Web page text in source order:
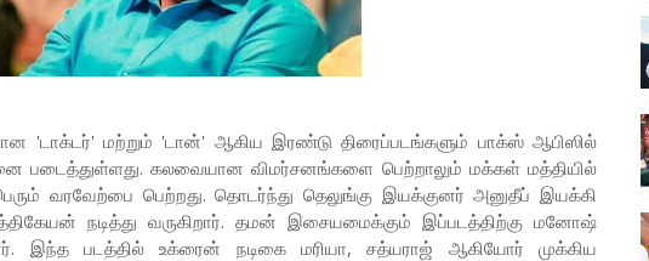
'டாக்டர்' மற்றும் 'டான்' ஆகிய இரண்டு திரைப்படங்களும் பாக்ஸ் ஆபிஸில்
படைத்துள்ளது. கலவையான விமர்சனங்களை பெற்றாலும் மக்கள் மத்தியில்
வரவேற்பை பெற்றது. தொடர்ந்து தெலுங்கு இயக்குனர் அனுதீப் இயக்கி
நடித்து வருகிறார். தமன் இசையமைக்கும் இப்படத்திற்கு மனோஷ்
இந்த படத்தில் உக்ரைன் நடிகை மரியா, சத்யராஜ் ஆகியோர் முக்கிய